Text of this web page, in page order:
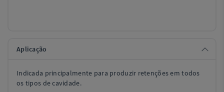
Aplicação
Indicada principalmente para produzir retenções em todos
os tipos de cavidade.